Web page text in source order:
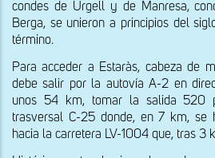
condes de Urgell y de Manresa,
Berga, se unieron a principios del
término.
Para acceder a Estaràs, cabeza de
debe salir por la autovía A-2 en
unos 54 km, tomar la salida 520
trasversal C-25 donde, en 7 km, se
hacia la carretera LV-1004 que, tras 3